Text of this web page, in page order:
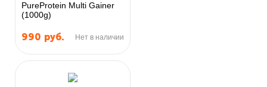
PureProtein Multi Gainer
(1000g)
990 руб. Нет в наличии